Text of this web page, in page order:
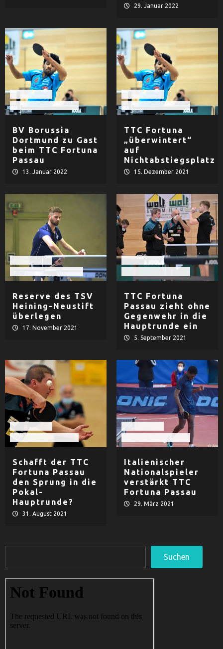
29. Januar 2022
BV Borussia
Dortmund zu Gast
beim TTC Fortuna
Passau
13. Januar 2022
TTC Fortuna
„überwintert“
auf
Nichtabstiegsplatz
15. Dezember 2021
Reserve des TSV
Heining-Neustift
überlegen
17. November 2021
TTC Fortuna
Passau zieht ohne
Gegenwehr in die
Hauptrunde ein
5. September 2021
Schafft der TTC
Fortuna Passau
den Sprung in die
Pokal-
Hauptrunde?
31. August 2021
Italienischer
Nationalspieler
verstärkt TTC
Fortuna Passau
29. März 2021
Suchen